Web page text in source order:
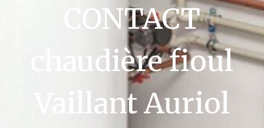
CONTACT
chaudière fioul
Vaillant Auriol